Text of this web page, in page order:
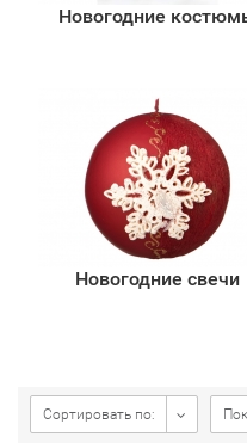
Новогодние
Новогодние свечи
Сортировать по: